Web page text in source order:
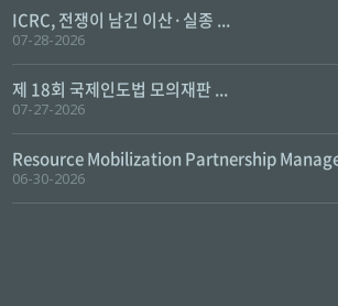
ICRC, 전쟁이 남긴 이산·실종 ...
07-28-2026
제 18회 국제인도법 모의재판 ...
07-27-2026
Resource Mobilization Partnership
06-30-2026